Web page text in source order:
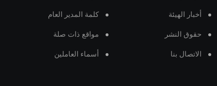
أخبار الهيئة كلمة المدير العام
حقوق النشر مواقع ذات صلة
الاتصال بنا أسماء العاملين